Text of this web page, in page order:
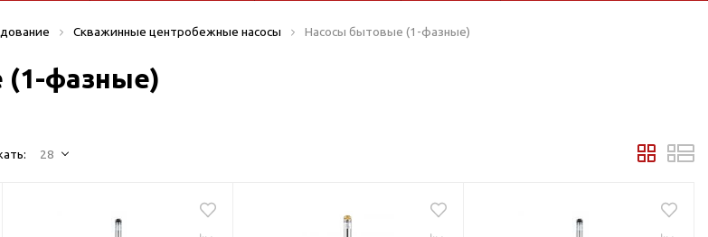
Комплектующие
Магистральные фильтры
Стабилизаторы
Скважинные центробежные насосы Насосы бытовые (1-фазные)
(1-фазные)
28